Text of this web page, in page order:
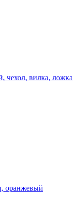
чехол, вилка, ложка
оранжевый